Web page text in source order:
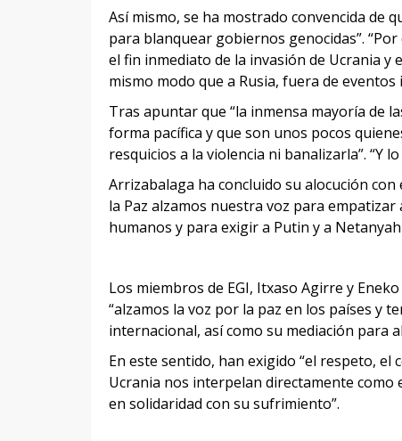
Así mismo, se ha mostrado convencida de
para blanquear gobiernos genocidas”.
el fin inmediato de la invasión de Ucrania y
mismo modo que a Rusia, fuera de
Tras apuntar que “la inmensa mayoría de
forma pacífica y que son unos pocos
resquicios a la violencia ni banalizarla”. “Y
Arrizabalaga ha concluido su alocución
la Paz alzamos nuestra voz para
humanos y para exigir a Putin y a
Los miembros de EGI, Itxaso Agirre y
“alzamos la voz por la paz en los países y
internacional, así como su mediación para
En este sentido, han exigido “el respeto,
Ucrania nos interpelan directamente como
en solidaridad con su sufrimiento”.